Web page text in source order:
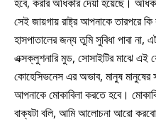
সেই জায়গায় রাষ্ট্র আপনাকে তারপরে
হাসপাতালের জন্য তুমি সুবিধা পাবা
এক্সক্লুশনারি মুড, সোসাইটির মাঝে এই
কোহেসিভনেস এর অভাব, মানুষ মানুষের
আপনাকে মোকাবিলা করতে হবে।
বাক্যটা বলি, আমি আলোচনা আরো করবো